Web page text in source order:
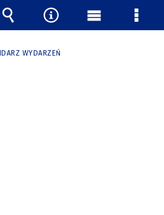
WYDARZEŃ
Narzędzia
Menu Menu